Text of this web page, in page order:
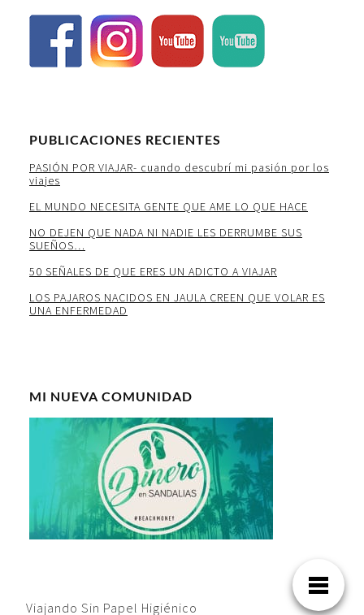
PUBLICACIONES RECIENTES
PASIÓN POR VIAJAR- cuando descubrí mi pasión por los
viajes
EL MUNDO NECESITA GENTE QUE AME LO QUE HACE
NO DEJEN QUE NADA NI NADIE LES DERRUMBE SUS
SUEÑOS…
50 SEÑALES DE QUE ERES UN ADICTO A VIAJAR
LOS PAJAROS NACIDOS EN JAULA CREEN QUE VOLAR ES
UNA ENFERMEDAD
MI NUEVA COMUNIDAD
Viajando Sin Papel Higiénico